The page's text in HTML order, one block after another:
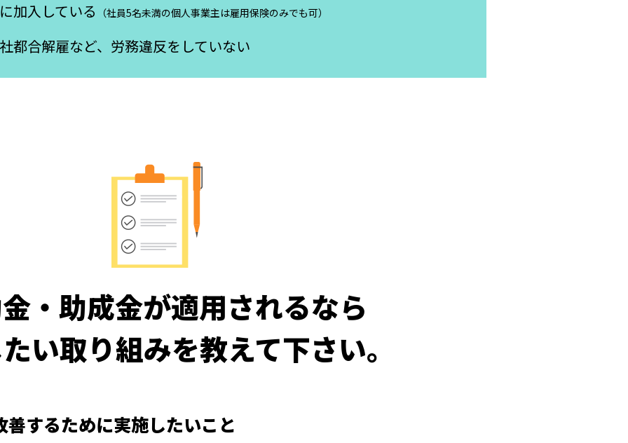
加入している （社員5名未満の個人事業主は雇用保険のみでも可）
都合解雇など、労務違反をしていない
・助成金が適用されるなら
い取り組みを教えて下さい。
するために実施したいこと